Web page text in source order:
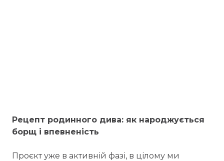
Рецепт родинного дива: як народжується
борщ і впевненість
Проєкт уже в активній фазі, в цілому ми